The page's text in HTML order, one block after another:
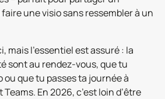
une visio sans ressembler à un
mais l’essentiel est assuré : la
sont au rendez-vous, que tu
que tu passes ta journée à
En 2026, c’est loin d’être